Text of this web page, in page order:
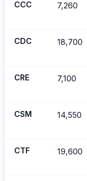
CCC 7,260
CDC 18,700
CRE 7,100
CSM 14,550
CTF 19,600